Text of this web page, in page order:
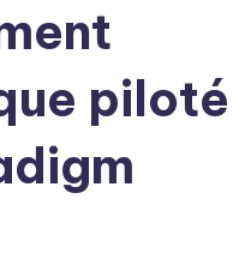
piloté